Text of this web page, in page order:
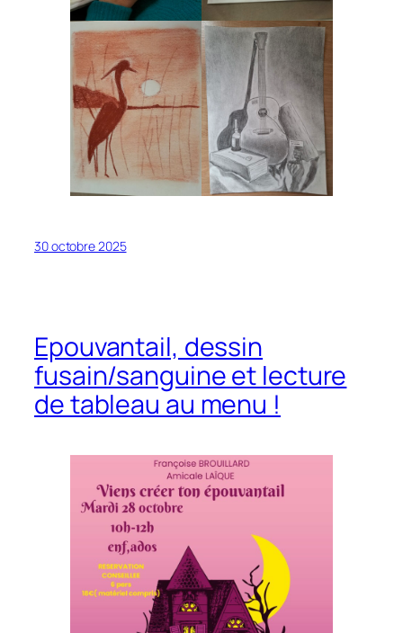
30 octobre 2025
Epouvantail, dessin
fusain/sanguine et lecture
de tableau au menu !